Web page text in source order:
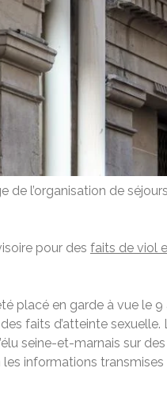
de l’organisation de
pour des faits de viol
placé en garde à vue le
faits d’atteinte sexuelle.
seine-et-marnais sur
les informations